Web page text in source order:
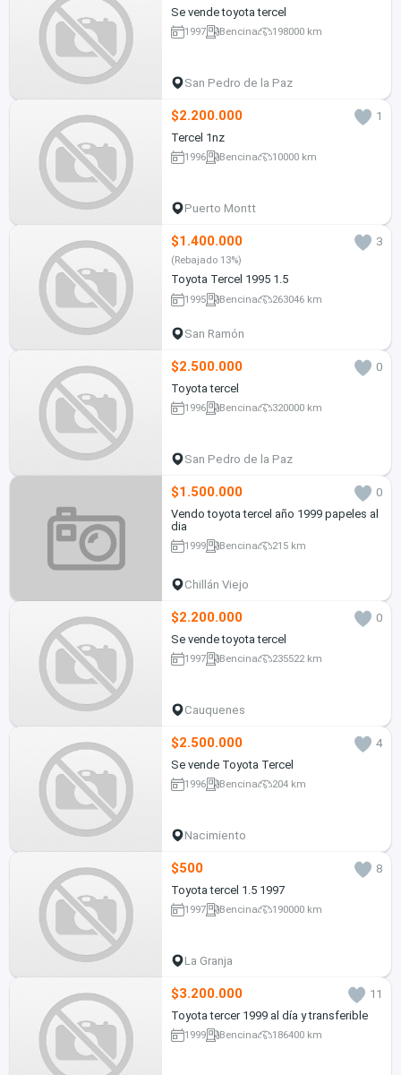
Se vende toyota tercel
1997 Bencina 198000 km
San Pedro de la Paz
$2.200.000
1
Tercel 1nz
1996 Bencina 10000 km
Puerto Montt
$1.400.000 3
(Rebajado 13%)
Toyota Tercel 1995 1.5
1995 Bencina 263046 km
San Ramón
$2.500.000
0
Toyota tercel
1996 Bencina 320000 km
San Pedro de la Paz
$1.500.000
0
Vendo toyota tercel año 1999 papeles al
dia
1999 Bencina 215 km
Chillán Viejo
$2.200.000
0
Se vende toyota tercel
1997 Bencina 235522 km
Cauquenes
$2.500.000
4
Se vende Toyota Tercel
1996 Bencina 204 km
Nacimiento
$500
8
Toyota tercel 1.5 1997
1997 Bencina 190000 km
La Granja
$3.200.000
11
Toyota tercer 1999 al día y transferible
1999 Bencina 186400 km